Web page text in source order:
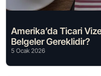
Amerika’da Ticari
Belgeler Gereklidir?
5 Ocak 2026